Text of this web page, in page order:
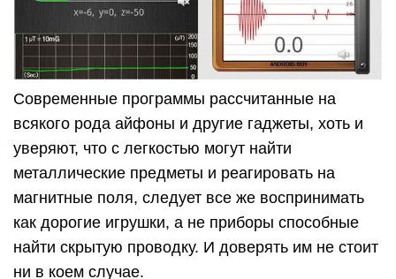
Современные программы рассчитанные на
всякого рода айфоны и другие гаджеты, хоть и
уверяют, что с легкостью могут найти
металлические предметы и реагировать на
магнитные поля, следует все же воспринимать
как дорогие игрушки, а не приборы способные
найти скрытую проводку. И доверять им не стоит
ни в коем случае.